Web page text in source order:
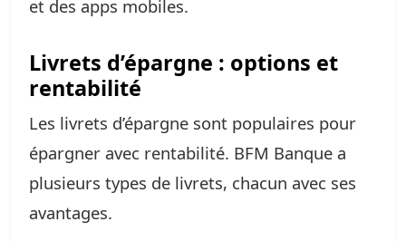
et des apps mobiles.
Livrets d’épargne : options et
rentabilité
Les livrets d’épargne sont populaires pour
épargner avec rentabilité. BFM Banque a
plusieurs types de livrets, chacun avec ses
avantages.